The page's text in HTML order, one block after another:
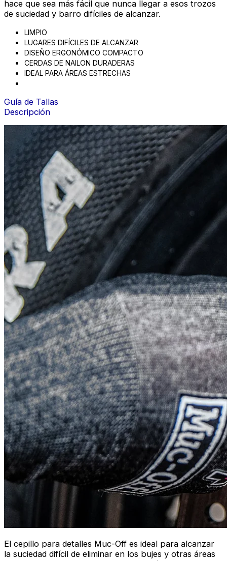
hace que sea más fácil que nunca llegar a esos trozos
de suciedad y barro difíciles de alcanzar.
LIMPIO
LUGARES DIFÍCILES DE ALCANZAR
DISEÑO ERGONÓMICO COMPACTO
CERDAS DE NAILON DURADERAS
IDEAL PARA ÁREAS ESTRECHAS
Guía de Tallas
Descripción
El cepillo para detalles Muc-Off es ideal para alcanzar
la suciedad difícil de eliminar en los bujes y otras áreas